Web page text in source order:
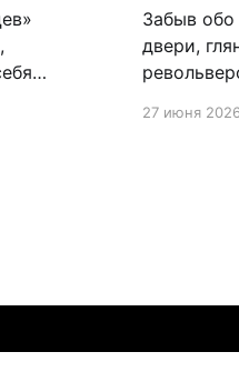
Забыв
двери,
Нужно
27 июня 2026